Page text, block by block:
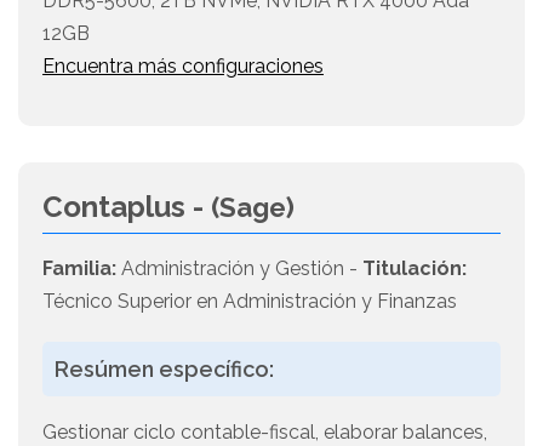
12GB
Encuentra más configuraciones
Contaplus - (Sage)
Familia: Administración y Gestión - Titulación:
Técnico Superior en Administración y Finanzas
Resúmen específico:
Gestionar ciclo contable-fiscal, elaborar balances,